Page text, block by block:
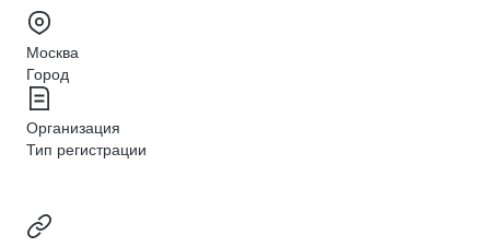
Москва
Город
Организация
Тип регистрации